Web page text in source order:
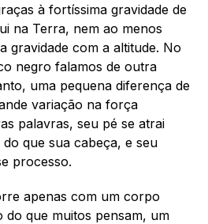
à fortíssima gravidade de
na Terra, nem ao menos
gravidade com a altitude. No
negro falamos de outra
uma pequena diferença de
variação na força
palavras, seu pé se atrai
que sua cabeça, e seu
processo.
apenas com um corpo
que muitos pensam, um